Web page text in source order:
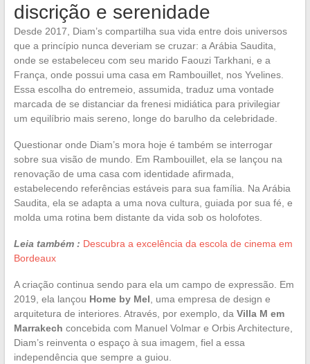
discrição e serenidade
Desde 2017, Diam’s compartilha sua vida entre dois universos
que a princípio nunca deveriam se cruzar: a Arábia Saudita,
onde se estabeleceu com seu marido Faouzi Tarkhani, e a
França, onde possui uma casa em Rambouillet, nos Yvelines.
Essa escolha do entremeio, assumida, traduz uma vontade
marcada de se distanciar da frenesi midiática para privilegiar
um equilíbrio mais sereno, longe do barulho da celebridade.
Questionar onde Diam’s mora hoje é também se interrogar
sobre sua visão de mundo. Em Rambouillet, ela se lançou na
renovação de uma casa com identidade afirmada,
estabelecendo referências estáveis para sua família. Na Arábia
Saudita, ela se adapta a uma nova cultura, guiada por sua fé, e
molda uma rotina bem distante da vida sob os holofotes.
Leia também : Descubra a excelência da escola de cinema em
Bordeaux
A criação continua sendo para ela um campo de expressão. Em
2019, ela lançou Home by Mel , uma empresa de design e
arquitetura de interiores. Através, por exemplo, da Villa M em
Marrakech concebida com Manuel Volmar e Orbis Architecture,
Diam’s reinventa o espaço à sua imagem, fiel a essa
independência que sempre a guiou.